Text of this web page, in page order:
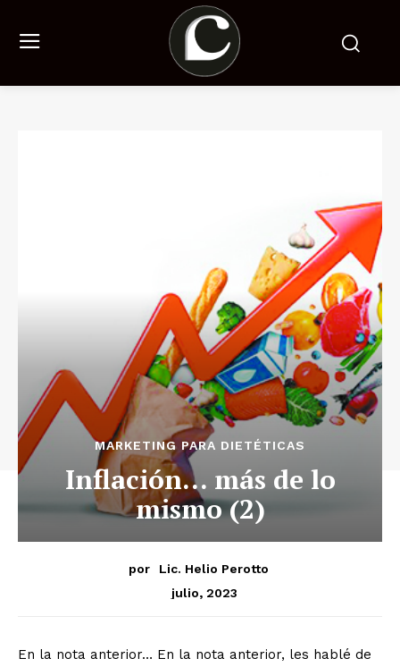
MARKETING PARA DIETÉTICAS
Inflación… más de lo
mismo (2)
por
Lic. Helio Perotto
julio, 2023
En la nota anterior… En la nota anterior, les hablé de